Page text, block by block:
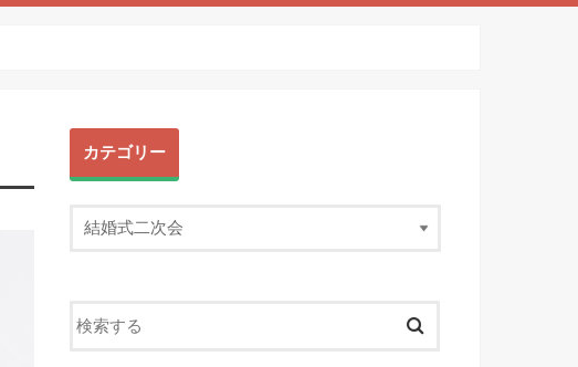
カテゴリー